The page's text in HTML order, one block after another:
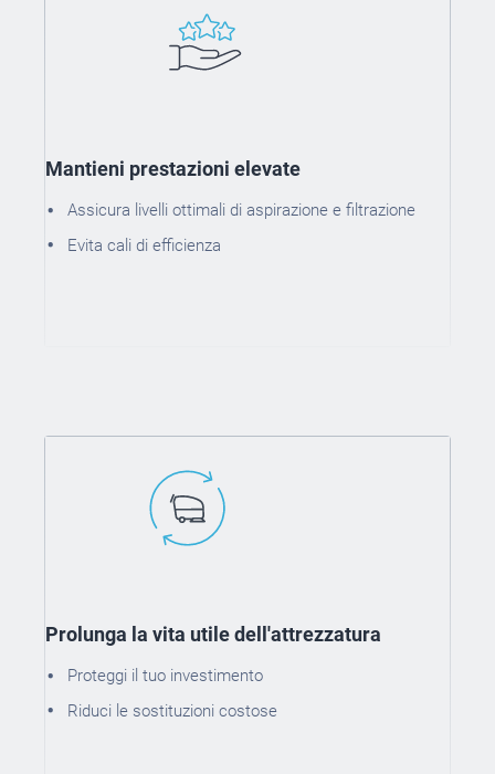
Mantieni prestazioni elevate
Assicura livelli ottimali di aspirazione e filtrazione
Evita cali di efficienza
Prolunga la vita utile dell'attrezzatura
Proteggi il tuo investimento
Riduci le sostituzioni costose